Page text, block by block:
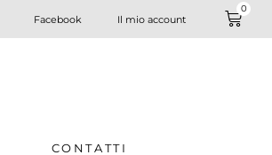
Facebook Il mio account
0
CONTATTI